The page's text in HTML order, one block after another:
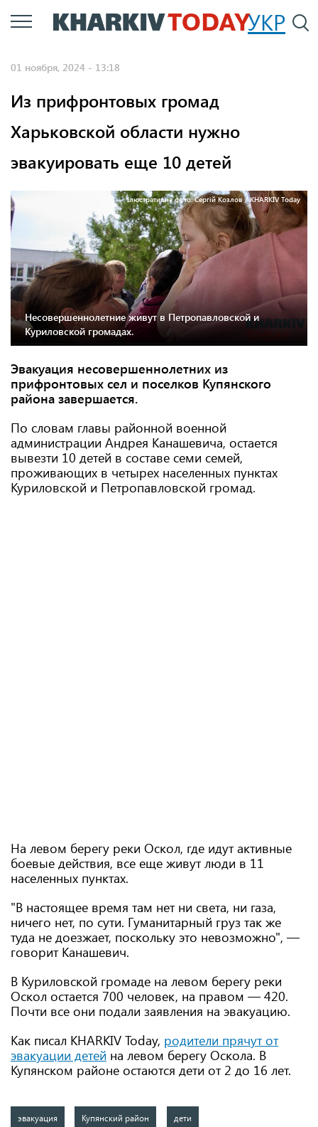
Перейти
к
УКР
01 ноября, 2024 - 13:18
Из прифронтовых громад
Харьковской области нужно
эвакуировать еще 10 детей
Ілюстративне фото: Сергій Козлов / KHARKIV Today
Несовершеннолетние живут в Петропавловской и
Куриловской громадах.
Эвакуация несовершеннолетних из
прифронтовых сел и поселков Купянского
района завершается.
По словам главы районной военной
администрации Андрея Канашевича, остается
вывезти 10 детей в составе семи семей,
проживающих в четырех населенных пунктах
Куриловской и Петропавловской громад.
На левом берегу реки Оскол, где идут активные
боевые действия, все еще живут люди в 11
населенных пунктах.
"В настоящее время там нет ни света, ни газа,
ничего нет, по сути. Гуманитарный груз так же
туда не доезжает, поскольку это невозможно", —
говорит Канашевич.
В Куриловской громаде на левом берегу реки
Оскол остается 700 человек, на правом — 420.
Почти все они подали заявления на эвакуацию.
Как писал KHARKIV Today, родители прячут от
эвакуации детей на левом берегу Оскола. В
Купянском районе остаются дети от 2 до 16 лет.
эвакуация Купянский район дети